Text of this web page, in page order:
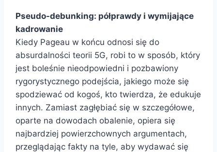
Pseudo-debunking: półprawdy i wymijające
kadrowanie
Kiedy Pageau w końcu odnosi się do
absurdalności teorii 5G, robi to w sposób, który
jest boleśnie nieodpowiedni i pozbawiony
rygorystycznego podejścia, jakiego może się
spodziewać od kogoś, kto twierdza, że ​​edukuje
innych. Zamiast zagłębiać się w szczegółowe,
oparte na dowodach obalenie, opiera się
najbardziej powierzchownych argumentach,
przeglądając fakty na tyle, aby wydawać się